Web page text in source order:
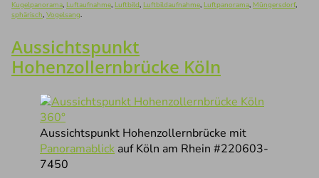
Kugelpanorama, Luftaufnahme, Luftbild, Luftbildaufnahme, Luftpanorama, Müngersdorf,
sphärisch, Vogelsang.
Aussichtspunkt
Hohenzollernbrücke Köln
Aussichtspunkt Hohenzollernbrücke mit
Panoramablick auf Köln am Rhein #220603-
7450